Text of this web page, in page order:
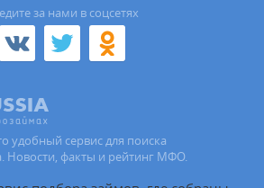
за нами в соцсетях
удобный сервис для поиска
Новости, факты и рейтинг МФО.